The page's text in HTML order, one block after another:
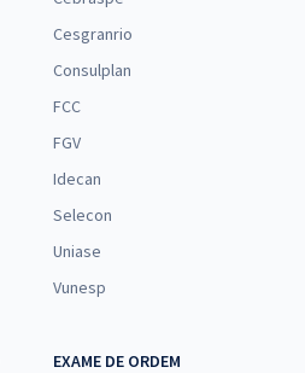
Cesgranrio
Consulplan
FCC
FGV
Idecan
Selecon
Uniase
Vunesp
EXAME DE ORDEM